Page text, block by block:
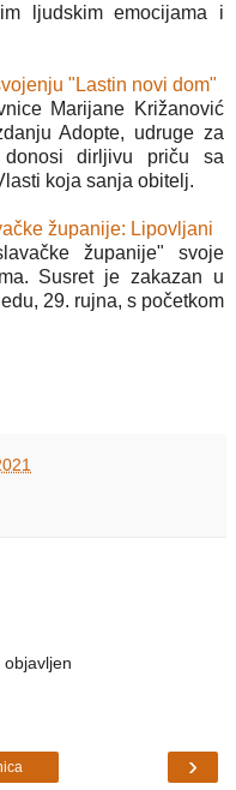
ljudskim emocijama i
"Lastin novi dom"
Marijane Križanović
Adopte, udruge za
donosi dirljivu priču sa
koja sanja obitelj.
županije: Lipovljani
županije" svoje
Susret je zakazan u
29. rujna, s početkom
›